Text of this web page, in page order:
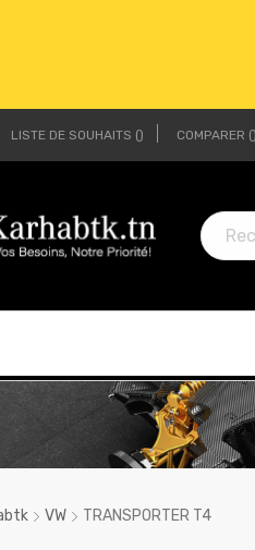
LISTE DE SOUHAITS COMPARER
VW TRANSPORTER T4